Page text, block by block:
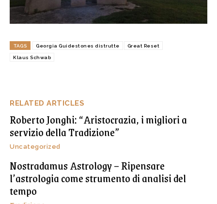
RELATED ARTICLES
Roberto Jonghi: “Aristocrazia, i migliori a
servizio della Tradizione”
Uncategorized
Nostradamus Astrology – Ripensare
l’astrologia come strumento di analisi del
tempo
TAGS Georgia Guidestones distrutte Great Reset
Klaus Schwab